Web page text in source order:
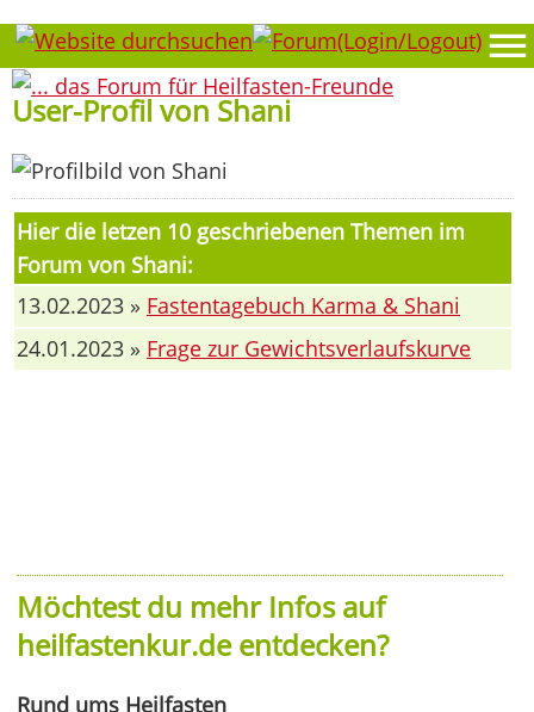
User-Profil von Shani
Hier die letzen 10 geschriebenen Themen im
Forum von Shani:
13.02.2023 » Fastentagebuch Karma & Shani
24.01.2023 » Frage zur Gewichtsverlaufskurve
Möchtest du mehr Infos auf
heilfastenkur.de entdecken?
Rund ums Heilfasten